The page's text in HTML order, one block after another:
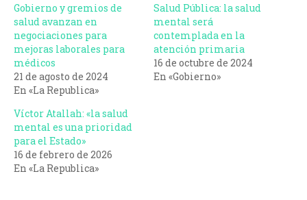
Gobierno y gremios de
salud avanzan en
negociaciones para
mejoras laborales para
médicos
21 de agosto de 2024
En «La Republica»
Salud Pública: la salud
mental será
contemplada en la
atención primaria
16 de octubre de 2024
En «Gobierno»
Víctor Atallah: «la salud
mental es una prioridad
para el Estado»
16 de febrero de 2026
En «La Republica»